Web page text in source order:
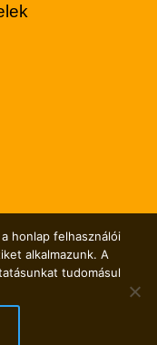
honlap felhasználói
alkalmazunk. A
tudomásul